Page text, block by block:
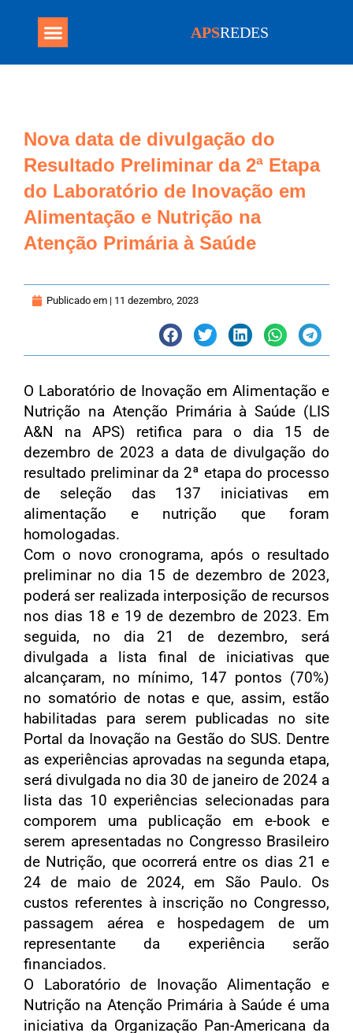
APSREDES
Nova data de divulgação do
Resultado Preliminar da 2ª Etapa
do Laboratório de Inovação em
Alimentação e Nutrição na
Atenção Primária à Saúde
Publicado em | 11 dezembro, 2023
O Laboratório de Inovação em Alimentação e
Nutrição na Atenção Primária à Saúde (LIS
A&N na APS) retifica para o dia 15 de
dezembro de 2023 a data de divulgação do
resultado preliminar da 2ª etapa do processo
de seleção das 137 iniciativas em
alimentação e nutrição que foram
homologadas.
Com o novo cronograma, após o resultado
preliminar no dia 15 de dezembro de 2023,
poderá ser realizada interposição de recursos
nos dias 18 e 19 de dezembro de 2023. Em
seguida, no dia 21 de dezembro, será
divulgada a lista final de iniciativas que
alcançaram, no mínimo, 147 pontos (70%)
no somatório de notas e que, assim, estão
habilitadas para serem publicadas no site
Portal da Inovação na Gestão do SUS. Dentre
as experiências aprovadas na segunda etapa,
será divulgada no dia 30 de janeiro de 2024 a
lista das 10 experiências selecionadas para
comporem uma publicação em e-book e
serem apresentadas no Congresso Brasileiro
de Nutrição, que ocorrerá entre os dias 21 e
24 de maio de 2024, em São Paulo. Os
custos referentes à inscrição no Congresso,
passagem aérea e hospedagem de um
representante da experiência serão
financiados.
O Laboratório de Inovação Alimentação e
Nutrição na Atenção Primária à Saúde é uma
iniciativa da Organização Pan-Americana da